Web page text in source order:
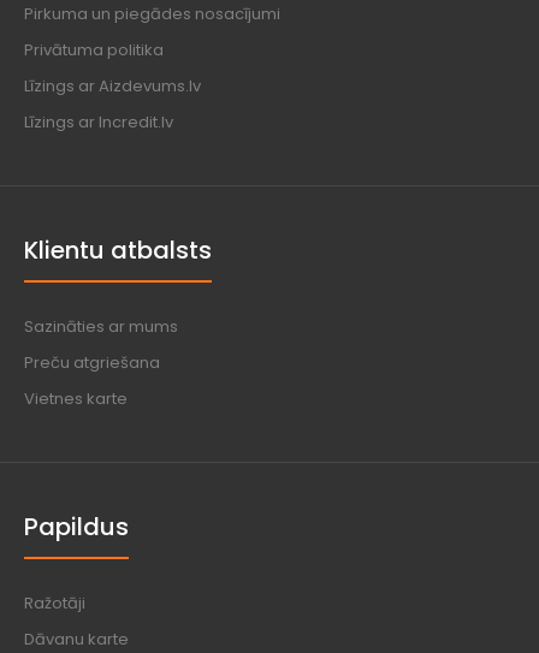
Pirkuma un piegādes nosacījumi
Privātuma politika
Līzings ar Aizdevums.lv
Līzings ar Incredit.lv
Klientu atbalsts
Sazināties ar mums
Preču atgriešana
Vietnes karte
Papildus
Ražotāji
Dāvanu karte